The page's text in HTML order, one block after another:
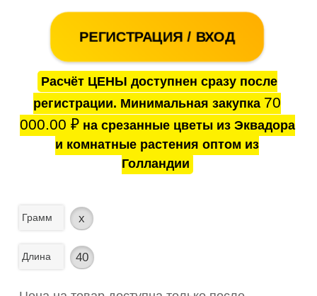
РЕГИСТРАЦИЯ / ВХОД
Расчёт ЦЕНЫ доступнен сразу после
регистрации. Минимальная закупка 70
000.00 ₽на срезанные цветы из Эквадора
и комнатные растения оптом из
Голландии
Грамм x
Длина 40